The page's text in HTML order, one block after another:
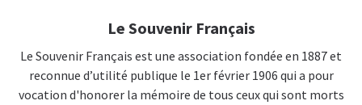
Le Souvenir Français
Le Souvenir Français est une association fondée en 1887 et
reconnue d’utilité publique le 1er février 1906 qui a pour
vocation d'honorer la mémoire de tous ceux qui sont morts